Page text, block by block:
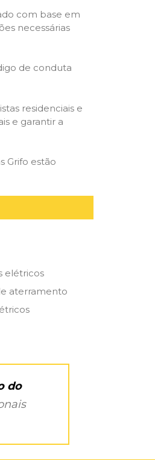
com base em
necessárias
de conduta
residenciais e
e garantir a
Grifo estão
elétricos
aterramento
do